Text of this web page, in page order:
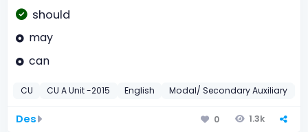
should
may
can
CU CU A Unit -2015 English Modal/ Secondary Auxiliary
Des 0 1.3k